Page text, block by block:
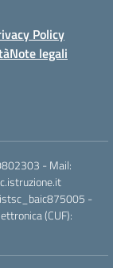
Policy
Note legali
- Mail:
istsc_baic875005 -
(CUF):